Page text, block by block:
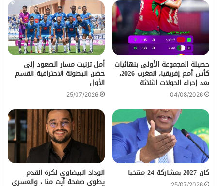
حصيلة المجموعة الأولى بنهائيات
كأس أمم إفريقيا، المغرب 2026،
بعد إجراء الجولات الثلاثة
04/08/2026
أمل تزنيت مسار الصعود إلى
حضن البطولة الاحترافية القسم
الأول
25/07/2026
كان 2027 بمشاركة 24 منتخبا
25/07/2026
الوداد البيضاوي لكرة القدم
يطوي صفحة أيت منا ، والعسري